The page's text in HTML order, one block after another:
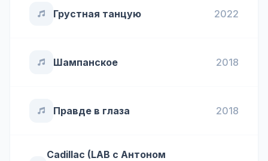
Грустная танцую 2022
Шампанское 2018
Правде в глаза 2018
Cadillac (LAB с Антоном